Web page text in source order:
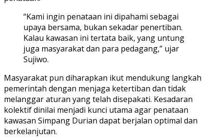
“Kami ingin penataan ini dipahami sebagai
upaya bersama, bukan sekadar penertiban.
Kalau kawasan ini tertata baik, yang untung
juga masyarakat dan para pedagang,” ujar
Sujiwo.
Masyarakat pun diharapkan ikut mendukung langkah
pemerintah dengan menjaga ketertiban dan tidak
melanggar aturan yang telah disepakati. Kesadaran
kolektif dinilai menjadi kunci utama agar penataan
kawasan Simpang Durian dapat berjalan optimal dan
berkelanjutan.